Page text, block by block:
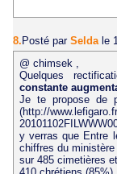
8. Posté par Selda le
@ chimsek ,
Quelques
constante
Je te propose de
(http://
y verras que Entre
chiffres du
sur 485 cimetières